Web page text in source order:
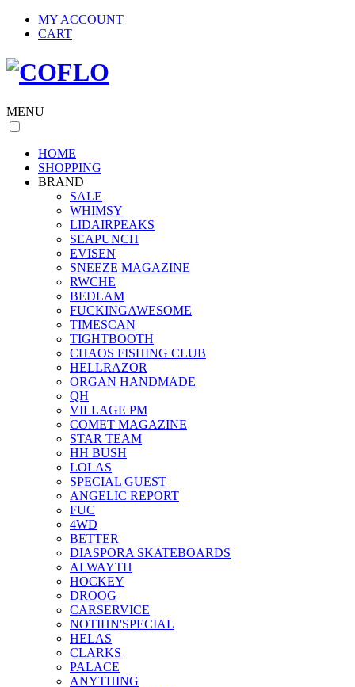
MY ACCOUNT
CART
MENU
HOME
SHOPPING
BRAND
SALE
WHIMSY
LIDAIRPEAKS
SEAPUNCH
EVISEN
SNEEZE MAGAZINE
RWCHE
BEDLAM
FUCKINGAWESOME
TIMESCAN
TIGHTBOOTH
CHAOS FISHING CLUB
HELLRAZOR
ORGAN HANDMADE
QH
VILLAGE PM
COMET MAGAZINE
STAR TEAM
HH BUSH
LOLAS
SPECIAL GUEST
ANGELIC REPORT
FUC
4WD
BETTER
DIASPORA SKATEBOARDS
ALWAYTH
HOCKEY
DROOG
CARSERVICE
NOTIHN'SPECIAL
HELAS
CLARKS
PALACE
ANYTHING